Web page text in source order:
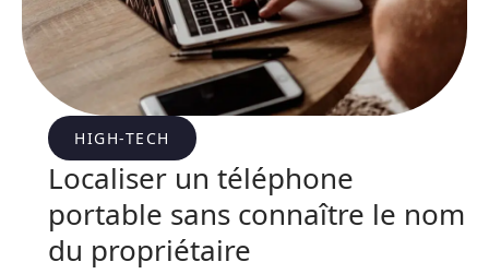
HIGH-TECH
Localiser un téléphone
portable sans connaître le nom
du propriétaire